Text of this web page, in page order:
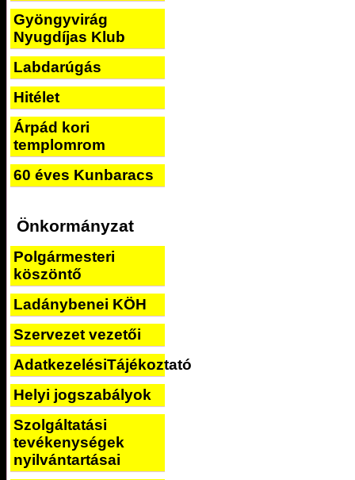
Gyöngyvirág
Nyugdíjas Klub
Labdarúgás
Hitélet
Árpád kori
templomrom
60 éves Kunbaracs
Önkormányzat
Polgármesteri
köszöntő
Ladánybenei KÖH
Szervezet vezetői
AdatkezelésiTájékoztató
Helyi jogszabályok
Szolgáltatási
tevékenységek
nyilvántartásai